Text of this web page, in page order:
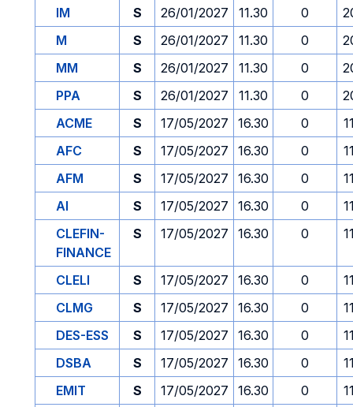
IM S 26/01/2027 11.30 0
M
S 26/01/2027 11.30 0
MM
S 26/01/2027 11.30 0
PPA
S 26/01/2027 11.30 0
ACME
S 17/05/2027 16.30 0
AFC
S 17/05/2027 16.30 0
AFM
S 17/05/2027 16.30 0
AI
S 17/05/2027 16.30 0
CLEFIN-
FINANCE
S 17/05/2027 16.30 0
CLELI S 17/05/2027 16.30 0
CLMG
S 17/05/2027 16.30 0
DES-ESS
S 17/05/2027 16.30 0
DSBA
S 17/05/2027 16.30 0
EMIT
S 17/05/2027 16.30 0